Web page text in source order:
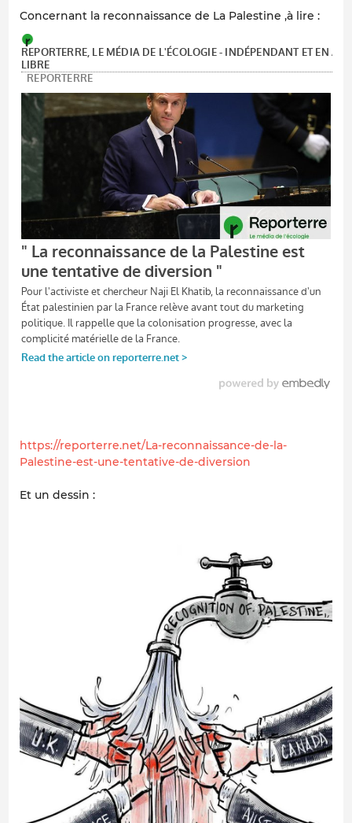
Concernant la reconnaissance de La Palestine ,à lire :
https://reporterre.net/La-reconnaissance-de-la-
Palestine-est-une-tentative-de-diversion
Et un dessin :